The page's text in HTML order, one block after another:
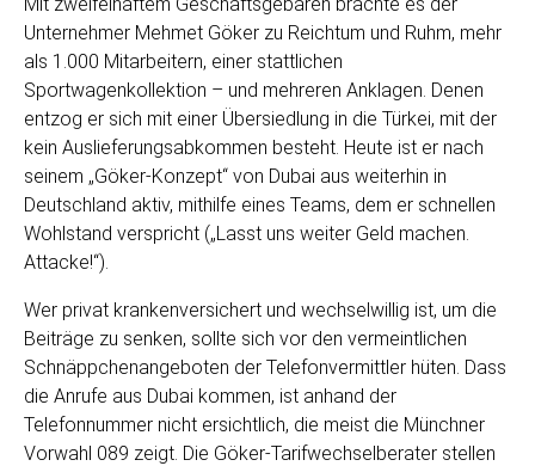
Unternehmer Mehmet Göker zu Reichtum und Ruhm, mehr
als 1.000 Mitarbeitern, einer stattlichen
Sportwagenkollektion – und mehreren Anklagen. Denen
entzog er sich mit einer Übersiedlung in die Türkei, mit der
kein Auslieferungsabkommen besteht. Heute ist er nach
seinem „Göker-Konzept“ von Dubai aus weiterhin in
Deutschland aktiv, mithilfe eines Teams, dem er schnellen
Wohlstand verspricht („Lasst uns weiter Geld machen.
Attacke!“).
Wer privat krankenversichert und wechselwillig ist, um die
Beiträge zu senken, sollte sich vor den vermeintlichen
Schnäppchenangeboten der Telefonvermittler hüten. Dass
die Anrufe aus Dubai kommen, ist anhand der
Telefonnummer nicht ersichtlich, die meist die Münchner
Vorwahl 089 zeigt. Die Göker-Tarifwechselberater stellen